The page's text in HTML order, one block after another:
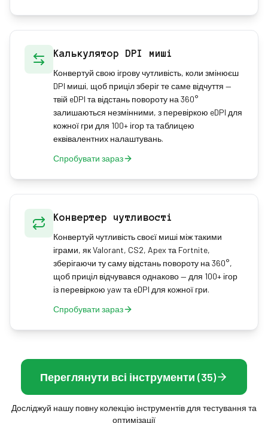
Калькулятор DPI миші
Конвертуй свою ігрову чутливість, коли змінюєш
DPI миші, щоб приціл зберіг те саме відчуття —
твій eDPI та відстань повороту на 360°
залишаються незмінними, з перевіркою eDPI для
кожної гри для 100+ ігор та таблицею
еквівалентних налаштувань.
Спробувати зараз
Конвертер чутливості
Конвертуй чутливість своєї миші між такими
іграми, як Valorant, CS2, Apex та Fortnite,
зберігаючи ту саму відстань повороту на 360°,
щоб приціл відчувався однаково — для 100+ ігор
із перевіркою yaw та eDPI для кожної гри.
Спробувати зараз
Переглянути всі інструменти (35)
Досліджуй нашу повну колекцію інструментів для тестування та
оптимізації